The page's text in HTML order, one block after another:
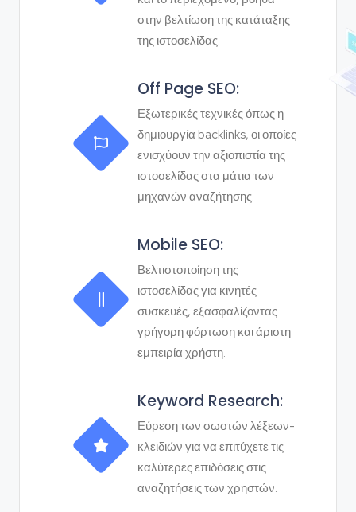
στην βελτίωση της κατάταξης
της ιστοσελίδας.
Off Page SEO:
Εξωτερικές τεχνικές όπως η
δημιουργία backlinks, οι οποίες
ενισχύουν την αξιοπιστία της
ιστοσελίδας στα μάτια των
μηχανών αναζήτησης.
Mobile SEO:
Βελτιστοποίηση της
ιστοσελίδας για κινητές
συσκευές, εξασφαλίζοντας
γρήγορη φόρτωση και άριστη
εμπειρία χρήστη.
Keyword Research:
Εύρεση των σωστών λέξεων-
κλειδιών για να επιτύχετε τις
καλύτερες επιδόσεις στις
αναζητήσεις των χρηστών.